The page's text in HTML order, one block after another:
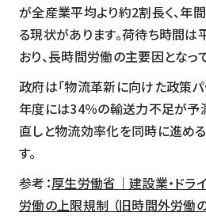
が全産業平均より約2割長く、年
る現状があります。荷待ち時間
おり、長時間労働の主要因となっ
政府は「物流革新に向けた政策パ
年度には34％の輸送力不足が予
直しと物流効率化を同時に進め
す。
参考：厚生労働省｜建設業・ドラ
労働の上限規制 （旧時間外労働